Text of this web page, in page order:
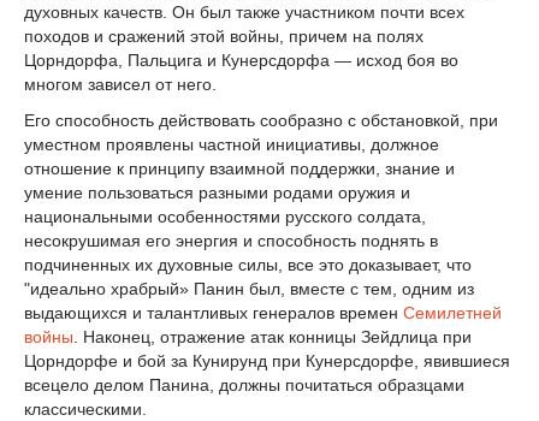
духовных качеств. Он был также участником почти всех
походов и сражений этой войны, причем на полях
Цорндорфа, Пальцига и Кунерсдорфа — исход боя во
многом зависел от него.
Его способность действовать сообразно с обстановкой, при
уместном проявлены частной инициативы, должное
отношение к принципу взаимной поддержки, знание и
умение пользоваться разными родами оружия и
национальными особенностями русского солдата,
несокрушимая его энергия и способность поднять в
подчиненных их духовные силы, все это доказывает, что
"идеально храбрый» Панин был, вместе с тем, одним из
выдающихся и талантливых генералов времен Семилетней
войны . Наконец, отражение атак конницы Зейдлица при
Цорндорфе и бой за Кунирунд при Кунерсдорфе, явившиеся
всецело делом Панина, должны почитаться образцами
классическими.